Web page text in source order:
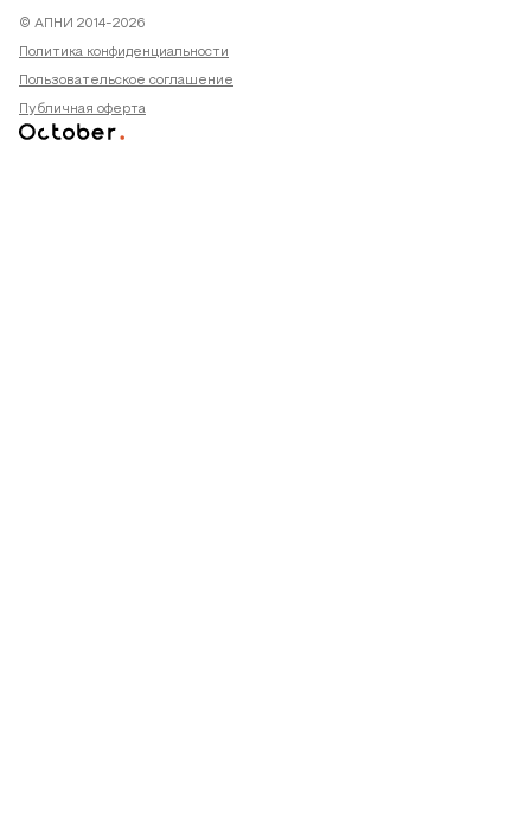
© АПНИ 2014-2026
Политика конфиденциальности
Пользовательское соглашение
Публичная оферта